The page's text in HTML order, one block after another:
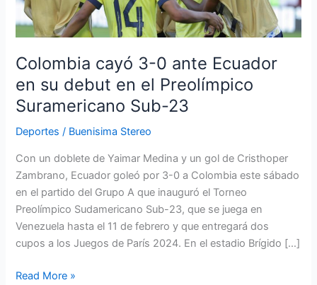
Colombia cayó 3-0 ante Ecuador
en su debut en el Preolímpico
Suramericano Sub-23
Deportes / Buenisima Stereo
Con un doblete de Yaimar Medina y un gol de Cristhoper
Zambrano, Ecuador goleó por 3-0 a Colombia este sábado
en el partido del Grupo A que inauguró el Torneo
Preolímpico Sudamericano Sub-23, que se juega en
Venezuela hasta el 11 de febrero y que entregará dos
cupos a los Juegos de París 2024. En el estadio Brígido […]
Ecuador
en
su
debut
en
el
Preolímpico
Sub-
23
Read More »